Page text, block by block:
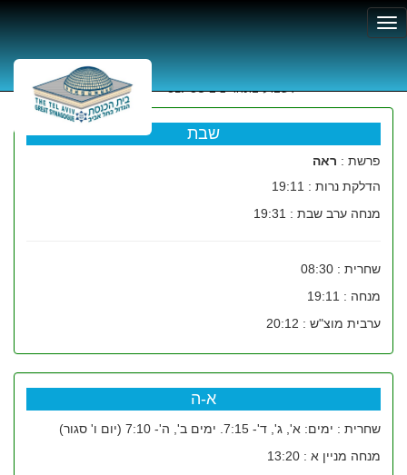
זמני תפילה
לשבוע בתאריכים02/08 - 08/08
שבת
פרשת : ראה
הדלקת נרות : 19:11
מנחה ערב שבת : 19:31
שחרית : 08:30
מנחה : 19:11
ערבית מוצ"ש : 20:12
א-ה
שחרית : ימים: א', ג', ד'- 7:15. ימים ב', ה'- 7:10 (יום ו' סגור)
מנחה מניין א : 13:20